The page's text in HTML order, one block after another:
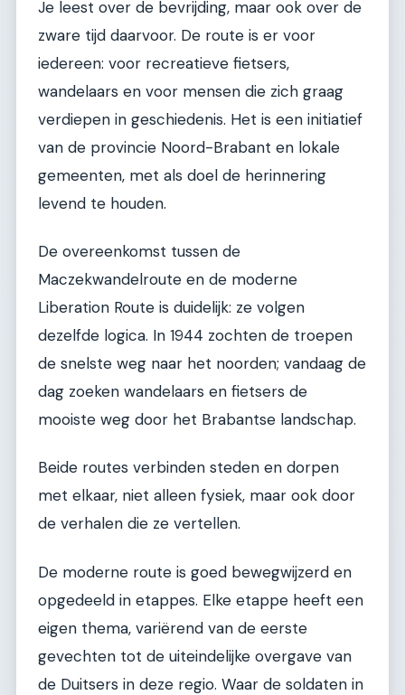
Je leest over de bevrijding, maar ook over de
zware tijd daarvoor. De route is er voor
iedereen: voor recreatieve fietsers,
wandelaars en voor mensen die zich graag
verdiepen in geschiedenis. Het is een initiatief
van de provincie Noord-Brabant en lokale
gemeenten, met als doel de herinnering
levend te houden.
De overeenkomst tussen de
Maczekwandelroute en de moderne
Liberation Route is duidelijk: ze volgen
dezelfde logica. In 1944 zochten de troepen
de snelste weg naar het noorden; vandaag de
dag zoeken wandelaars en fietsers de
mooiste weg door het Brabantse landschap.
Beide routes verbinden steden en dorpen
met elkaar, niet alleen fysiek, maar ook door
de verhalen die ze vertellen.
De moderne route is goed bewegwijzerd en
opgedeeld in etappes. Elke etappe heeft een
eigen thema, variërend van de eerste
gevechten tot de uiteindelijke overgave van
de Duitsers in deze regio. Waar de soldaten in